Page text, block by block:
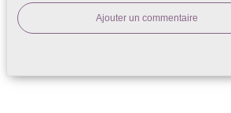
Ajouter un commentaire